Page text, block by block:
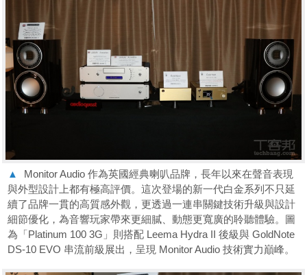
▲
Monitor Audio 作為英國經典喇叭品牌，長年以來在聲音表現
與外型設計上都有極高評價。這次登場的新一代白金系列不只延
續了品牌一貫的高質感外觀，更透過一連串關鍵技術升級與設計
細節優化，為音響玩家帶來更細膩、動態更寬廣的聆聽體驗。圖
為「Platinum 100 3G」則搭配 Leema Hydra II 後級與 GoldNote
DS-10 EVO 串流前級展出，呈現 Monitor Audio 技術實力巔峰。